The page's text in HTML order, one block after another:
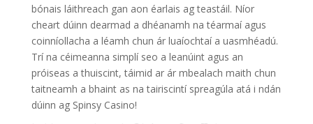
bónais láithreach gan aon éarlais ag teastáil. Níor
cheart dúinn dearmad a dhéanamh na téarmaí agus
coinníollacha a léamh chun ár luaíochtaí a uasmhéadú.
Trí na céimeanna simplí seo a leanúint agus an
próiseas a thuiscint, táimid ar ár mbealach maith chun
taitneamh a bhaint as na tairiscintí spreagúla atá i ndán
dúinn ag Spinsy Casino!